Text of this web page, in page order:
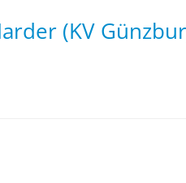
(KV